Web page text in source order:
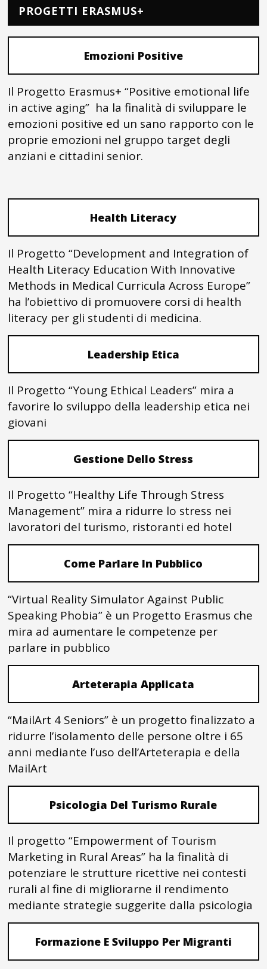
PROGETTI ERASMUS+
Emozioni Positive
Il Progetto Erasmus+ “Positive emotional life
in active aging” ha la finalità di sviluppare le
emozioni positive ed un sano rapporto con le
proprie emozioni nel gruppo target degli
anziani e cittadini senior.
Health Literacy
Il Progetto “Development and Integration of
Health Literacy Education With Innovative
Methods in Medical Curricula Across Europe”
ha l’obiettivo di promuovere corsi di health
literacy per gli studenti di medicina.
Leadership Etica
Il Progetto “Young Ethical Leaders” mira a
favorire lo sviluppo della leadership etica nei
giovani
Gestione Dello Stress
Il Progetto “Healthy Life Through Stress
Management” mira a ridurre lo stress nei
lavoratori del turismo, ristoranti ed hotel
Come Parlare In Pubblico
“Virtual Reality Simulator Against Public
Speaking Phobia” è un Progetto Erasmus che
mira ad aumentare le competenze per
parlare in pubblico
Arteterapia Applicata
“MailArt 4 Seniors” è un progetto finalizzato a
ridurre l’isolamento delle persone oltre i 65
anni mediante l’uso dell’Arteterapia e della
MailArt
Psicologia Del Turismo Rurale
Il progetto “Empowerment of Tourism
Marketing in Rural Areas” ha la finalità di
potenziare le strutture ricettive nei contesti
rurali al fine di migliorarne il rendimento
mediante strategie suggerite dalla psicologia
Formazione E Sviluppo Per Migranti